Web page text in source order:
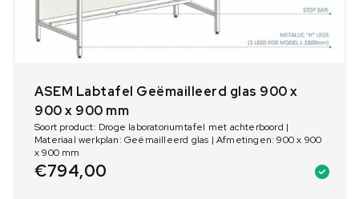
ASEM Labtafel Geëmailleerd glas 900 x
900 x 900 mm
Soort product: Droge laboratoriumtafel met achterboord |
Materiaal werkplan: Geëmailleerd glas | Afmetingen: 900 x 900
x 900 mm
€794,00